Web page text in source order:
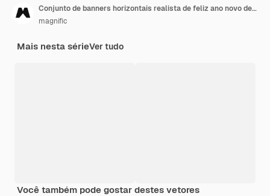
Conjunto de banners horizontais realista de feliz ano novo de 2022
magnific
Mais nesta sérieVer tudo
Você também pode gostar destes vetores